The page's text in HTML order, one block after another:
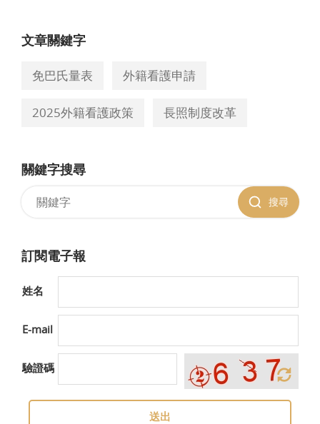
文章關鍵字
免巴氏量表 外籍看護申請
2025外籍看護政策 長照制度改革
關鍵字搜尋
搜尋
訂閱電子報
姓名
E-mail
驗證碼
送出